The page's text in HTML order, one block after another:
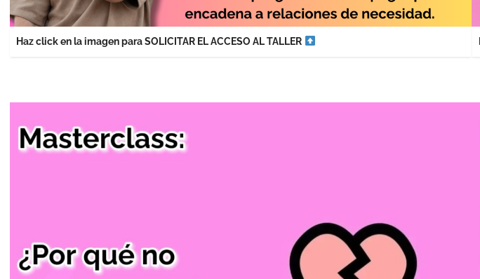
Haz click en la imagen para SOLICITAR EL ACCESO AL TALLER